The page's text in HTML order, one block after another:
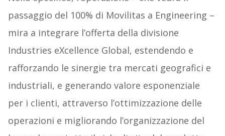
passaggio del 100% di Movilitas a Engineering –
mira a integrare l’offerta della divisione
Industries eXcellence Global, estendendo e
rafforzando le sinergie tra mercati geografici e
industriali, e generando valore esponenziale
per i clienti, attraverso l’ottimizzazione delle
operazioni e migliorando l’organizzazione del